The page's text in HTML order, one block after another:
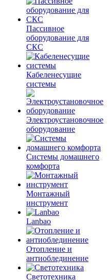
Пассивное
оборудование для
СКС
Кабеленесущие
системы
Электроустановочное
оборудование
Системы домашнего
комфорта
Монтажный
инструмент
Lanbao
Отопление и
антиоблединение
Светотехника